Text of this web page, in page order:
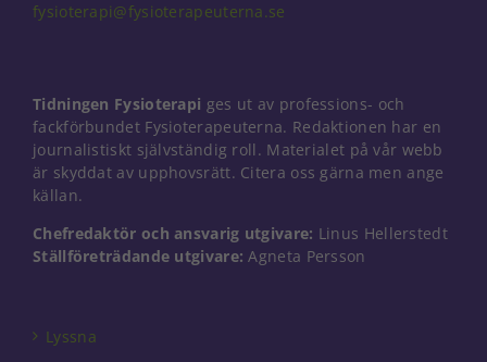
fysioterapi@fysioterapeuterna.se
Tidningen Fysioterapi ges ut av professions- och
fackförbundet Fysioterapeuterna. Redaktionen har en
journalistiskt självständig roll. Materialet på vår webb
är skyddat av upphovsrätt. Citera oss gärna men ange
källan.
Chefredaktör och ansvarig utgivare: Linus Hellerstedt
Ställföreträdande utgivare: Agneta Persson
Lyssna
Nödvändiga